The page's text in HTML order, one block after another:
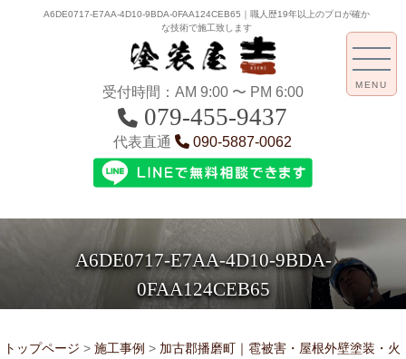
A6DE0717-E7AA-4D10-9BDA-0FAA124CEB65｜職人歴19年以上のプロが確か
な技術で施工致します
受付時間：AM 9:00 〜 PM 6:00
079-455-9437
代表直通 090-5887-0062
A6DE0717-E7AA-4D10-9BDA-
0FAA124CEB65
MENU
トップページ > 施工事例 > 加古郡播磨町｜雹被害・屋根外壁塗装・火